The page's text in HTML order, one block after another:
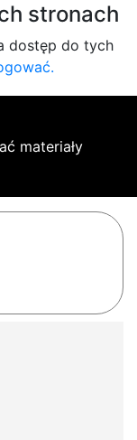
stronach
dostęp do tych
materiały